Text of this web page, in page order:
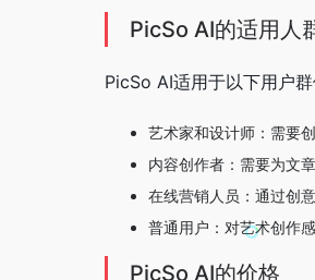
PicSo AI的适用人
PicSo AI适用于以下用户群
艺术家和设计师：需要
内容创作者：需要为文
在线营销人员：通过创
普通用户：对艺术创作
PicSo AI的价格